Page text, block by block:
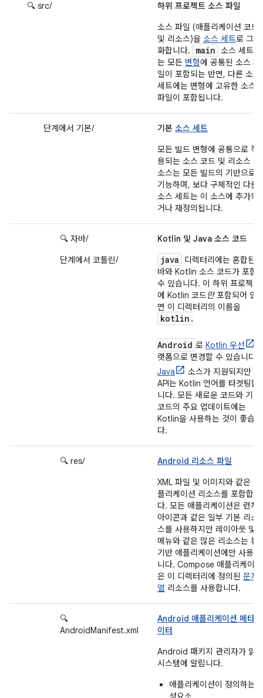
🔍 src/
하위 프로젝트 소스 파일
소스 파일 (애플리케이션 코드
및 리소스)을 소스 세트로 그룹
화합니다.
main 소스 세트에
는 모든 변형에 공통된 소스 파
일이 포함되는 반면, 다른 소스
세트에는 변형에 고유한 소스
파일이 포함됩니다.
단계에서 기본/ 기본 소스 세트
모든 빌드 변형에 공통으로 적
용되는 소스 코드 및 리소스 이
소스는 모든 빌드의 기반으로
기능하며, 보다 구체적인 다른
소스 세트는 이 소스에 추가되
거나 재정의됩니다.
🔍 자바/
단계에서 코틀린/
Kotlin 및 Java 소스 코드
java
디렉터리에는 혼합된
바와 Kotlin 소스 코드가 포함
수 있습니다. 이 하위 프로젝트
에 Kotlin 코드만포함되어 있
면 이 디렉터리의 이름을
kotlin.
Android 로 Kotlin 우선
랫폼으로 변경할 수 있습니다.
Java
소스가 지원되지만 새
API는 Kotlin 언어를 타겟팅합
니다. 모든 새로운 코드와 기존
코드의 주요 업데이트에는
Kotlin을 사용하는 것이 좋습니
다.
🔍 res/
Android 리소스 파일
XML 파일 및 이미지와 같은 애
플리케이션 리소스를 포함합니
다. 모든 애플리케이션은 런처
아이콘과 같은 일부 기본 리소
스를 사용하지만 레이아웃 및
메뉴와 같은 많은 리소스는 뷰
기반 애플리케이션에만 사용됩
니다. Compose 애플리케이션
은 이 디렉터리에 정의된 문자
열 리소스를 사용합니다.
🔍
AndroidManifest.xml
Android 애플리케이션 메타데
이터
Android 패키지 관리자가 읽고
시스템에 알립니다.
애플리케이션이 정의하는